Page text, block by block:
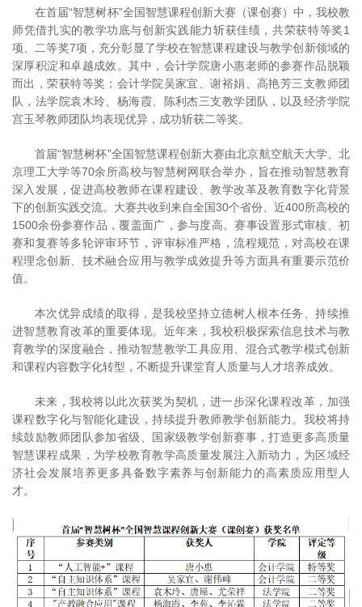
在首届“智慧树杯”全国智慧课程创新大赛（课创赛）中，我校教
师凭借扎实的教学功底与创新实践能力斩获佳绩，共荣获特等奖1
项、二等奖7项，充分彰显了学校在智慧课程建设与教学创新领域的
深厚积淀和卓越成效。其中，会计学院唐小惠老师的参赛作品脱颖
而出，荣获特等奖；会计学院吴家宜、谢裕娟、高艳芳三支教师团
队，法学院袁木玲、杨海霞、陈利杰三支教学团队，以及经济学院
宫玉琴教师团队均表现优异，成功斩获二等奖。
首届“智慧树杯”全国智慧课程创新大赛由北京航空航天大学、北
京理工大学等70余所高校与智慧树网联合举办，旨在推动智慧教育
深入发展，促进高校教师在课程建设、教学改革及教育数字化背景
下的创新实践交流。大赛共收到来自全国30个省份、近400所高校的
1500余份参赛作品，覆盖面广，参与度高。赛事设置形式审核、初
赛和复赛等多轮评审环节，评审标准严格，流程规范，对高校在课
程理念创新、技术融合应用与教学成效提升等方面具有重要示范价
值。
本次优异成绩的取得，是我校坚持立德树人根本任务、持续推
进智慧教育改革的重要体现。近年来，我校积极探索信息技术与教
育教学的深度融合，推动智慧教学工具应用、混合式教学模式创新
和课程内容数字化转型，不断提升课堂育人质量与人才培养成效。
未来，我校将以此次获奖为契机，进一步深化课程改革，加强
课程数字化与智能化建设，持续提升教师教学创新能力。我校将持
续鼓励教师团队参加省级、国家级教学创新赛事，打造更多高质量
智慧课程成果，为学校教育教学高质量发展注入新动力，为区域经
济社会发展培养更多具备数字素养与创新能力的高素质应用型人
才。